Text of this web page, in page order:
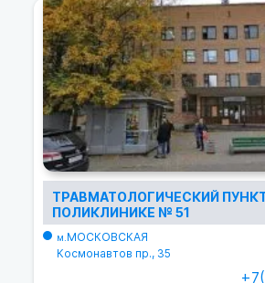
ТРАВМАТОЛОГИЧЕСКИЙ
ПОЛИКЛИНИКЕ № 51
м.МОСКОВСКАЯ
Космонавтов пр., 35